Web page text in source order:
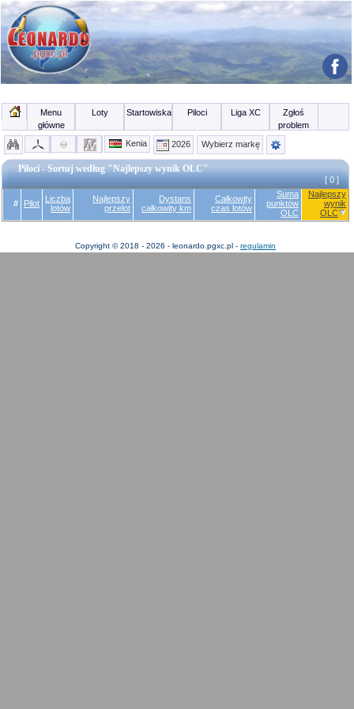
Menu
główne
Loty Startowiska Piloci Liga XC
Zgłoś
problem
Kenia
2026 Wybierz markę
Piloci - Sortuj według "Najlepszy wynik OLC"
[ 0 ]
# Pilot
Liczba
lotów
Najlepszy
przelot
Dystans
całkowity km
Całkowity
czas lotów
Suma
punktów
OLC
Najlepszy
wynik
OLC
Copyright © 2018 - 2026 - leonardo.pgxc.pl - regulamin